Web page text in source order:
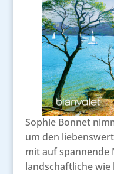
Sophie Bonnet
um den
mit auf spannende
landschaftliche wie